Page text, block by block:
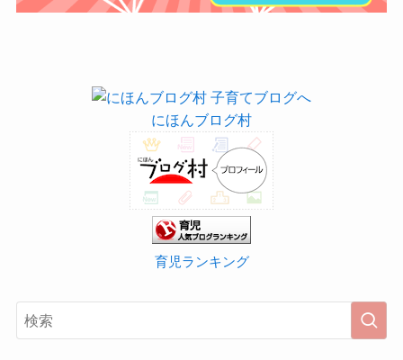
にほんブログ村
育児ランキング